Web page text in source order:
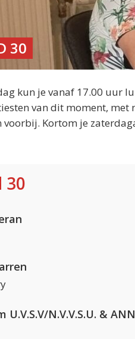
30
kun je vanaf 17.00 uur
van dit moment, met
voorbij. Kortom je
30